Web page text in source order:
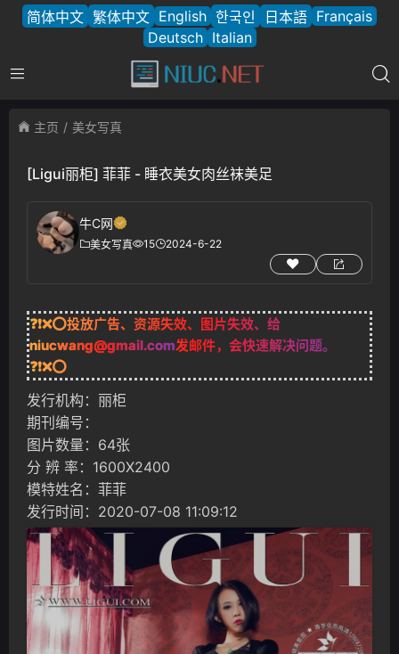
简体中文 繁体中文 English 한국인 日本語 Français
Deutsch Italian
主页 美女写真
[Ligui丽柜] 菲菲 - 睡衣美女肉丝袜美足
牛C网
美女写真 15 2024-6-22
❓❗❌⭕投放广告、资源失效、图片失效、给
niucwang@gmail.com发邮件，会快速解决问题。
❓❗❌⭕
发行机构：丽柜
期刊编号：
图片数量：64张
分 辨 率：1600X2400
模特姓名：菲菲
发行时间：2020-07-08 11:09:12